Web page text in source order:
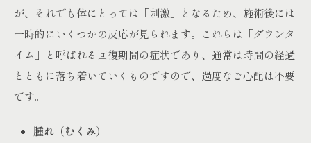
が、それでも体にとっては「刺激」となるため、施術後には
一時的にいくつかの反応が見られます。これらは「ダウンタ
イム」と呼ばれる回復期間の症状であり、通常は時間の経過
とともに落ち着いていくものですので、過度なご心配は不要
です。
腫れ（むくみ）